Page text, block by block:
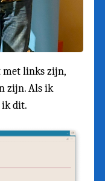
met links zijn,
zijn. Als ik
ik dit.